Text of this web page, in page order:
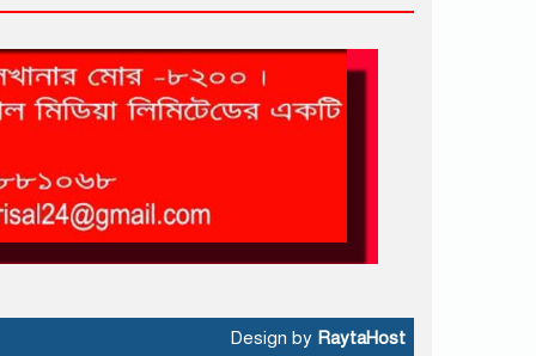
Design by RaytaHost